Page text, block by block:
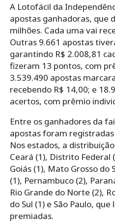
A Lotofácil da
apostas ganhadoras, que
milhões. Cada uma vai
Outras 9.661 apostas
garantindo R$ 2.008,81
fizeram 13 pontos, com
3.539.490 apostas
recebendo R$ 14,00; e
acertos, com prêmio
Entre os ganhadores da
apostas foram
Nos estados, a
Ceará (1), Distrito Federal
Goiás (1), Mato Grosso do
(1), Pernambuco (2),
Rio Grande do Norte (2),
do Sul (1) e São Paulo,
premiadas.